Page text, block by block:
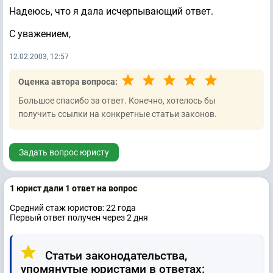
Надеюсь, что я дала исчерпывающий ответ.
С уважением,
12.02.2003, 12:57
Оценка автора вопроса:
Большое спасибо за ответ. Конечно, хотелось бы
получить ссылки на конкретные статьи законов.
Задать вопрос юристу
1 юрист дали 1 ответ на вопрос
Средний стаж юристов: 22 годa
Первый ответ получен через 2 дня
Статьи законодательства,
упомянутые юристами в ответах: